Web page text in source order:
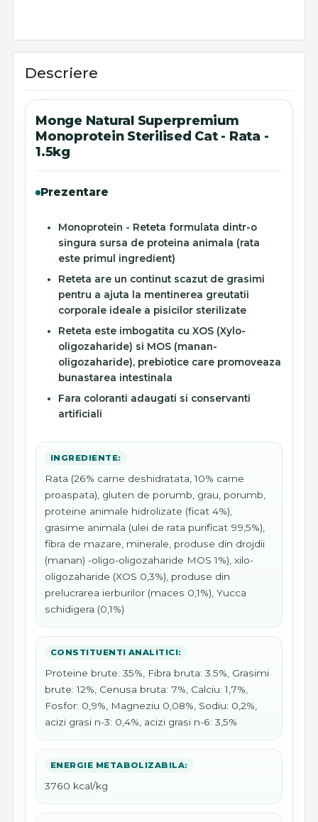
Descriere
Monge Natural Superpremium
Monoprotein Sterilised Cat - Rata -
1.5kg
Prezentare
Monoprotein - Reteta formulata dintr-o
singura sursa de proteina animala (rata
este primul ingredient)
Reteta are un continut scazut de grasimi
pentru a ajuta la mentinerea greutatii
corporale ideale a pisicilor sterilizate
Reteta este imbogatita cu XOS (Xylo-
oligozaharide) si MOS (manan-
oligozaharide), prebiotice care promoveaza
bunastarea intestinala
Fara coloranti adaugati si conservanti
artificiali
INGREDIENTE:
Rata (26% carne deshidratata, 10% carne
proaspata), gluten de porumb, grau, porumb,
proteine animale hidrolizate (ficat 4%),
grasime animala (ulei de rata purificat 99,5%),
fibra de mazare, minerale, produse din drojdii
(manan) -oligo-oligozaharide MOS 1%), xilo-
oligozaharide (XOS 0,3%), produse din
prelucrarea ierburilor (maces 0,1%), Yucca
schidigera (0,1%)
CONSTITUENTI ANALITICI:
Proteine brute: 35%, Fibra bruta: 3.5%, Grasimi
brute: 12%, Cenusa bruta: 7%, Calciu: 1,7%,
Fosfor: 0,9%, Magneziu 0,08%, Sodiu: 0,2%,
acizi grasi n-3: 0,4%, acizi grasi n-6: 3,5%
ENERGIE METABOLIZABILA:
3760 kcal/kg